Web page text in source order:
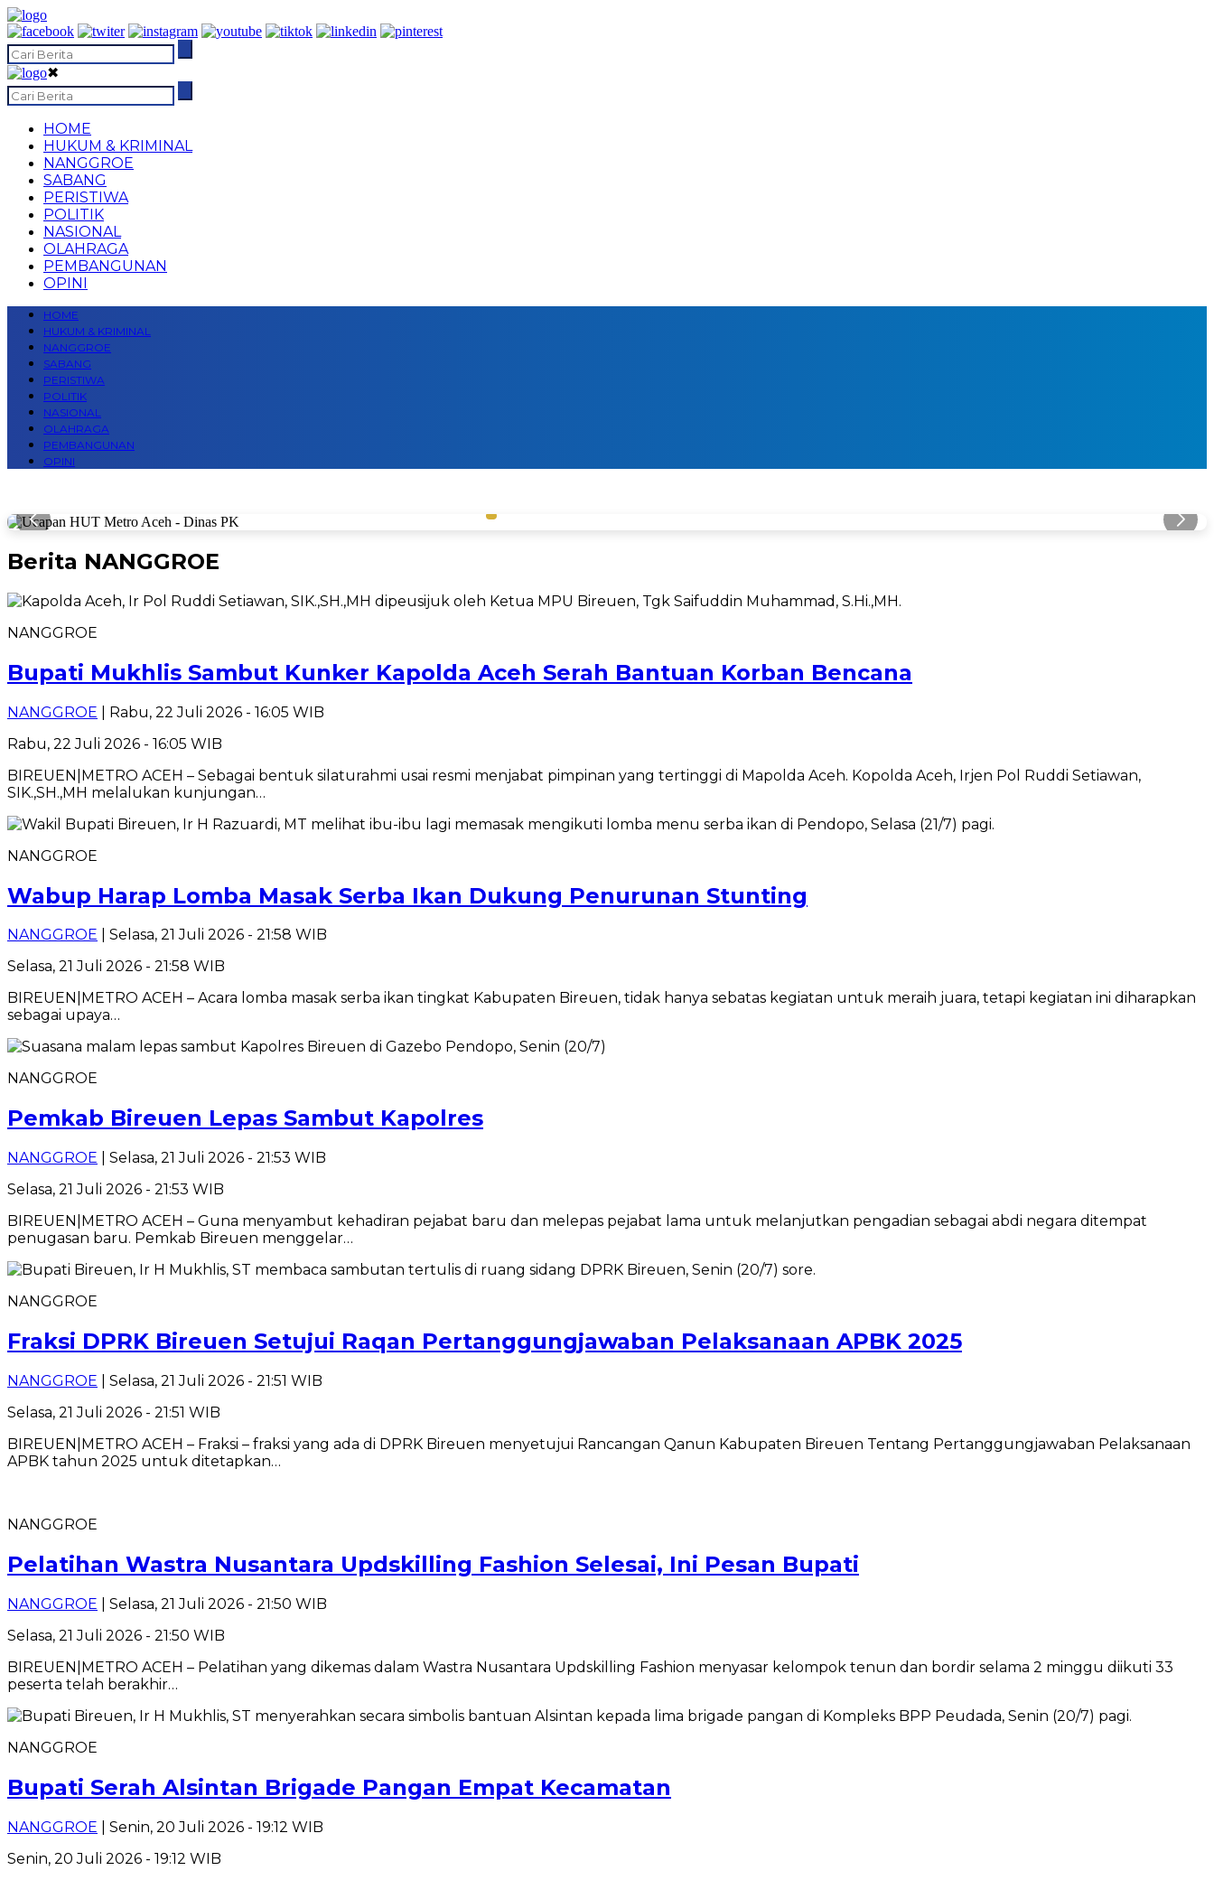
✖
HOME
HUKUM & KRIMINAL
NANGGROE
SABANG
PERISTIWA
POLITIK
NASIONAL
OLAHRAGA
PEMBANGUNAN
OPINI
HOME
HUKUM & KRIMINAL
NANGGROE
SABANG
PERISTIWA
POLITIK
NASIONAL
OLAHRAGA
PEMBANGUNAN
OPINI
Berita NANGGROE
NANGGROE
Bupati Mukhlis Sambut Kunker Kapolda Aceh Serah Bantuan Korban Bencana
NANGGROE | Rabu, 22 Juli 2026 - 16:05 WIB
Rabu, 22 Juli 2026 - 16:05 WIB
BIREUEN|METRO ACEH – Sebagai bentuk silaturahmi usai resmi menjabat pimpinan yang tertinggi di Mapolda Aceh. Kopolda Aceh, Irjen Pol Ruddi Setiawan,
SIK.,SH.,MH melalukan kunjungan…
NANGGROE
Wabup Harap Lomba Masak Serba Ikan Dukung Penurunan Stunting
NANGGROE | Selasa, 21 Juli 2026 - 21:58 WIB
Selasa, 21 Juli 2026 - 21:58 WIB
BIREUEN|METRO ACEH – Acara lomba masak serba ikan tingkat Kabupaten Bireuen, tidak hanya sebatas kegiatan untuk meraih juara, tetapi kegiatan ini diharapkan
sebagai upaya…
NANGGROE
Pemkab Bireuen Lepas Sambut Kapolres
NANGGROE | Selasa, 21 Juli 2026 - 21:53 WIB
Selasa, 21 Juli 2026 - 21:53 WIB
BIREUEN|METRO ACEH – Guna menyambut kehadiran pejabat baru dan melepas pejabat lama untuk melanjutkan pengadian sebagai abdi negara ditempat
penugasan baru. Pemkab Bireuen menggelar…
NANGGROE
Fraksi DPRK Bireuen Setujui Raqan Pertanggungjawaban Pelaksanaan APBK 2025
NANGGROE | Selasa, 21 Juli 2026 - 21:51 WIB
Selasa, 21 Juli 2026 - 21:51 WIB
BIREUEN|METRO ACEH – Fraksi – fraksi yang ada di DPRK Bireuen menyetujui Rancangan Qanun Kabupaten Bireuen Tentang Pertanggungjawaban Pelaksanaan
APBK tahun 2025 untuk ditetapkan…
NANGGROE
Pelatihan Wastra Nusantara Updskilling Fashion Selesai, Ini Pesan Bupati
NANGGROE | Selasa, 21 Juli 2026 - 21:50 WIB
Selasa, 21 Juli 2026 - 21:50 WIB
BIREUEN|METRO ACEH – Pelatihan yang dikemas dalam Wastra Nusantara Updskilling Fashion menyasar kelompok tenun dan bordir selama 2 minggu diikuti 33
peserta telah berakhir…
NANGGROE
Bupati Serah Alsintan Brigade Pangan Empat Kecamatan
NANGGROE | Senin, 20 Juli 2026 - 19:12 WIB
Senin, 20 Juli 2026 - 19:12 WIB